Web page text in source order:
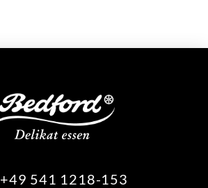
+49 541 1218-153